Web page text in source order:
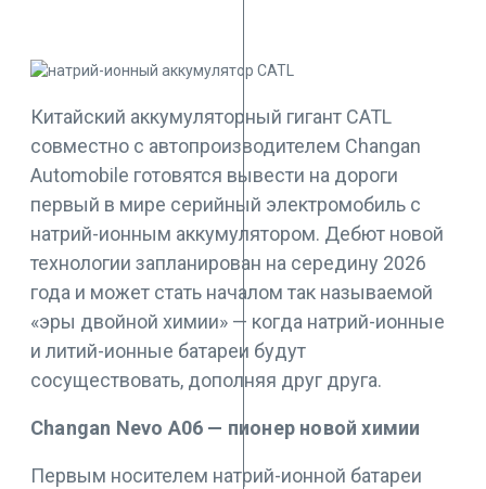
Китайский аккумуляторный гигант CATL
совместно с автопроизводителем Changan
Automobile готовятся вывести на дороги
первый в мире серийный электромобиль с
натрий-ионным аккумулятором. Дебют новой
технологии запланирован на середину 2026
года и может стать началом так называемой
«эры двойной химии» — когда натрий-ионные
и литий-ионные батареи будут
сосуществовать, дополняя друг друга.
Changan Nevo A06 — пионер новой химии
Первым носителем натрий-ионной батареи